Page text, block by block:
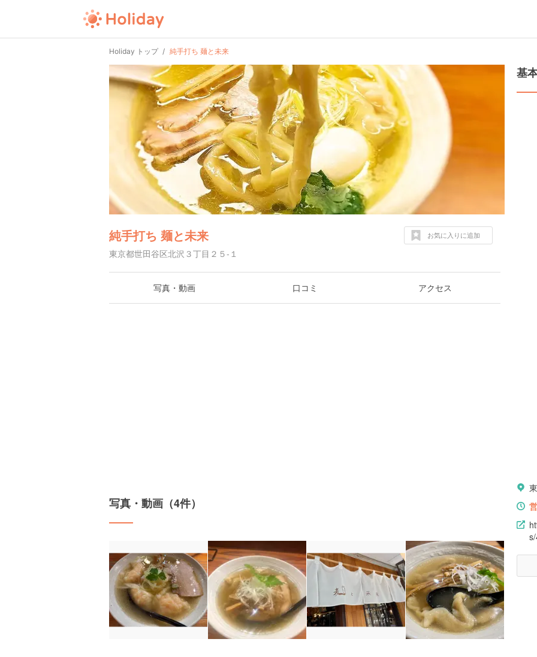
Holiday トップ 純手打ち 麺と未来
純手打ち 麺と未来
東京都世田谷区北沢３丁目２５-１
お気に入りに追加
写真・動画 口コミ アクセス
写真・動画（4件）
基